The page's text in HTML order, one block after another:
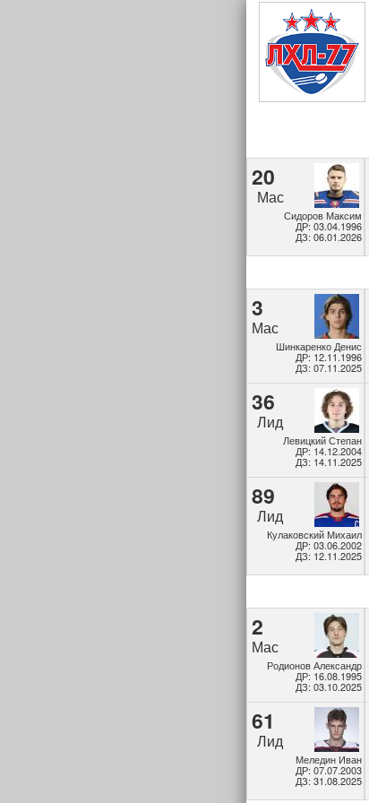
20
Мас
Сидоров Максим
ДР: 03.04.1996
ДЗ: 06.01.2026
3
Мас
Шинкаренко Денис
ДР: 12.11.1996
ДЗ: 07.11.2025
36
Лид
Левицкий Степан
ДР: 14.12.2004
ДЗ: 14.11.2025
89
Лид
Кулаковский Михаил
ДР: 03.06.2002
ДЗ: 12.11.2025
2
Мас
Родионов Александр
ДР: 16.08.1995
ДЗ: 03.10.2025
61
Лид
Меледин Иван
ДР: 07.07.2003
ДЗ: 31.08.2025